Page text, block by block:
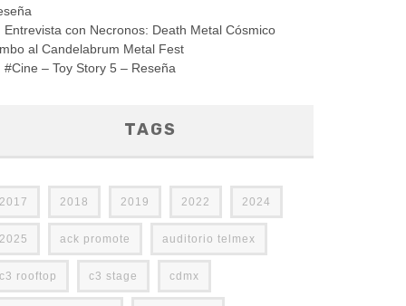
Entrevista con Necronos: Death Metal Cósmico
al Candelabrum Metal Fest
#Cine – Toy Story 5 – Reseña
TAGS
2017 2018 2019 2022 2024
2025 ack promote auditorio telmex
c3 rooftop c3 stage cdmx